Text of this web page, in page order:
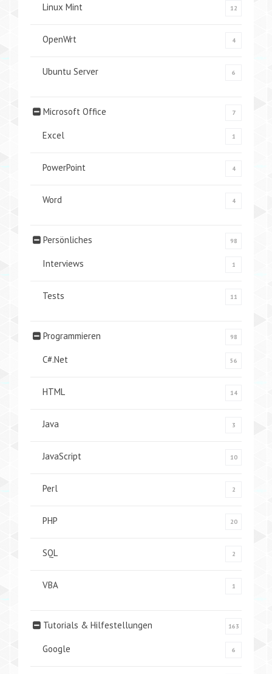
Linux Mint 12
OpenWrt 4
Ubuntu Server 6
Microsoft Office 7
Excel 1
PowerPoint 4
Word 4
Persönliches 98
Interviews 1
Tests 11
Programmieren 98
C#.Net 56
HTML 14
Java 3
JavaScript 10
Perl 2
PHP 20
SQL 2
VBA 1
Tutorials & Hilfestellungen 163
Google 6